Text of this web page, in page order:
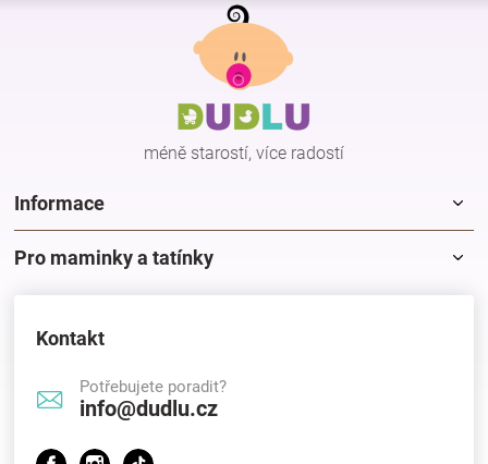
l
d
a
c
í
p
r
méně starostí, více radostí
Informace
Pro maminky a tatínky
Kontakt
Potřebujete poradit?
info@dudlu.cz